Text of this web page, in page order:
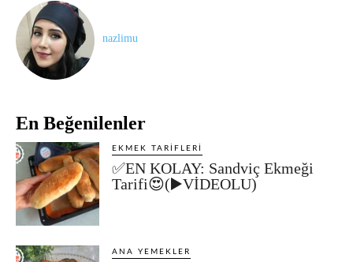
nazlimu
En Beğenilenler
EKMEK TARIFLERI
✅EN KOLAY: Sandviç Ekmeği
Tarifi😍(▶️VİDEOLU)
ANA YEMEKLER